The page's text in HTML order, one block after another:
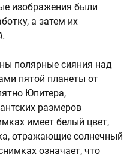
изображения были
а затем их
полярные сияния над
пятой планеты от
Юпитера,
размеров
имеет белый цвет,
отражающие солнечный
означает, что